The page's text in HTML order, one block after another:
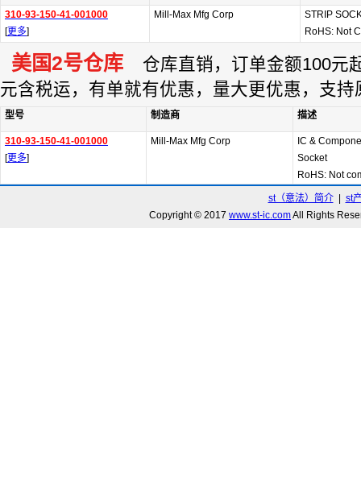
310-93-150-41-001000
[更多]
Mill-Max Mfg Corp
STRIP
RoHS: Not
美国2号仓库 仓库直销，订单金额100元
元含税运，有单就有优惠，量大更优惠，支持
型号 制造商 描述
310-93-150-41-001000
[更多]
Mill-Max Mfg Corp
IC &
Socket
RoHS: Not
st（意法）简介| st
Copyright © 2017 www.st-ic.comAll Rights